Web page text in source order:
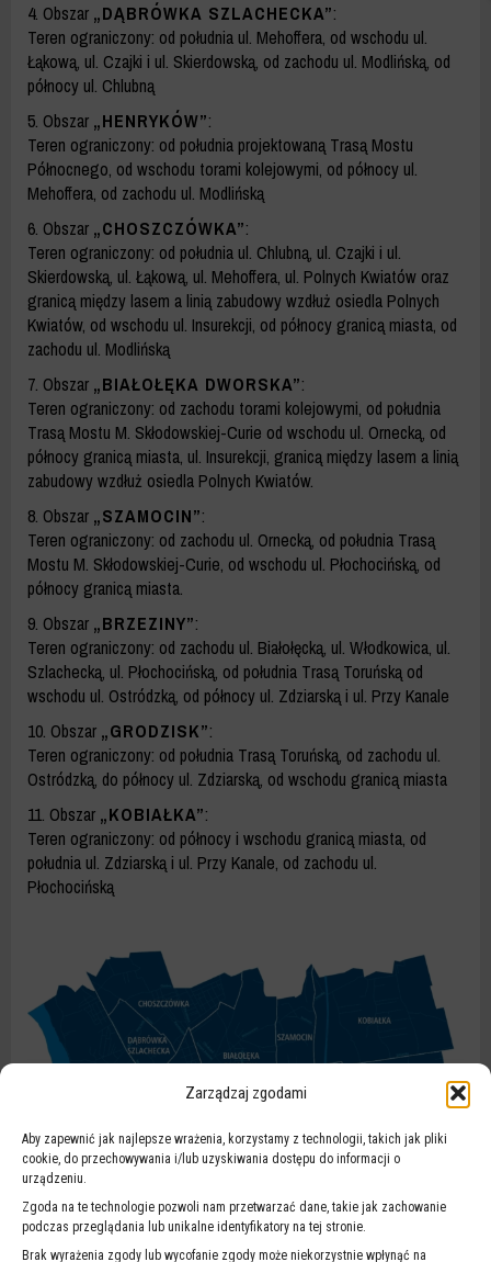
Zarządzaj zgodami
Aby zapewnić jak najlepsze wrażenia, korzystamy z technologii, takich jak pliki
cookie, do przechowywania i/lub uzyskiwania dostępu do informacji o
urządzeniu.
Zgoda na te technologie pozwoli nam przetwarzać dane, takie jak zachowanie
podczas przeglądania lub unikalne identyfikatory na tej stronie.
Brak wyrażenia zgody lub wycofanie zgody może niekorzystnie wpłynąć na
4. Obszar „DĄBRÓWKA SZLACHECKA”:
Teren ograniczony: od południa ul. Mehoffera, od wschodu ul.
Łąkową, ul. Czajki i ul. Skierdowską, od zachodu ul. Modlińską, od
północy ul. Chlubną
5. Obszar „HENRYKÓW”:
Teren ograniczony: od południa projektowaną Trasą Mostu
Północnego, od wschodu torami kolejowymi, od północy ul.
Mehoffera, od zachodu ul. Modlińską
6. Obszar „CHOSZCZÓWKA”:
Teren ograniczony: od południa ul. Chlubną, ul. Czajki i ul.
Skierdowską, ul. Łąkową, ul. Mehoffera, ul. Polnych Kwiatów oraz
granicą między lasem a linią zabudowy wzdłuż osiedla Polnych
Kwiatów, od wschodu ul. Insurekcji, od północy granicą miasta, od
zachodu ul. Modlińską
7. Obszar „BIAŁOŁĘKA DWORSKA”:
Teren ograniczony: od zachodu torami kolejowymi, od południa
Trasą Mostu M. Skłodowskiej-Curie od wschodu ul. Ornecką, od
północy granicą miasta, ul. Insurekcji, granicą między lasem a linią
zabudowy wzdłuż osiedla Polnych Kwiatów.
8. Obszar „SZAMOCIN”:
Teren ograniczony: od zachodu ul. Ornecką, od południa Trasą
Mostu M. Skłodowskiej-Curie, od wschodu ul. Płochocińską, od
północy granicą miasta.
9. Obszar „BRZEZINY”:
Teren ograniczony: od zachodu ul. Białołęcką, ul. Włodkowica, ul.
Szlachecką, ul. Płochocińską, od południa Trasą Toruńską od
wschodu ul. Ostródzką, od północy ul. Zdziarską i ul. Przy Kanale
10. Obszar „GRODZISK”:
Teren ograniczony: od południa Trasą Toruńską, od zachodu ul.
Ostródzką, do północy ul. Zdziarską, od wschodu granicą miasta
11. Obszar „KOBIAŁKA”:
Teren ograniczony: od północy i wschodu granicą miasta, od
południa ul. Zdziarską i ul. Przy Kanale, od zachodu ul.
Płochocińską